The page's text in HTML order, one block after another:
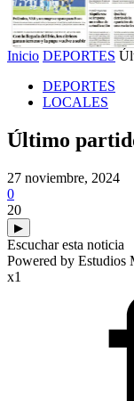
Inicio DEPORTES
DEPORTES
LOCALES
Último
27 noviembre, 2024
0
20
▶
Escuchar esta noticia
Powered by Estudios
x1